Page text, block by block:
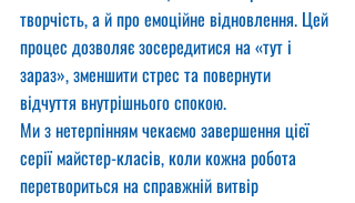
творчість, а й про емоційне відновлення. Цей
процес дозволяє зосередитися на «тут і
зараз», зменшити стрес та повернути
відчуття внутрішнього спокою.
Ми з нетерпінням чекаємо завершення цієї
серії майстер-класів, коли кожна робота
перетвориться на справжній витвір